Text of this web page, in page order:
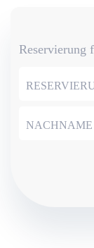
Reservierung
NACHNAME